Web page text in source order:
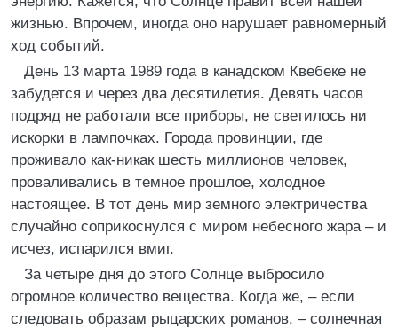
жизнью. Впрочем, иногда оно нарушает равномерный
ход событий.
День 13 марта 1989 года в канадском Квебеке не
забудется и через два десятилетия. Девять часов
подряд не работали все приборы, не светилось ни
искорки в лампочках. Города провинции, где
проживало как-никак шесть миллионов человек,
проваливались в темное прошлое, холодное
настоящее. В тот день мир земного электричества
случайно соприкоснулся с миром небесного жара – и
исчез, испарился вмиг.
За четыре дня до этого Солнце выбросило
огромное количество вещества. Когда же, – если
следовать образам рыцарских романов, – солнечная